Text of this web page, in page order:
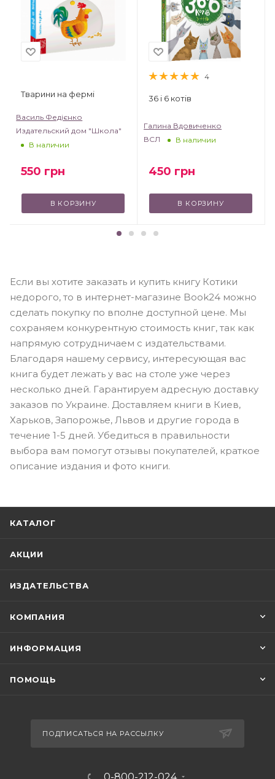
Тварини на фермі
Василь Федієнко
Издательский дом "Школа"
В наличии
550 грн
В КОРЗИНУ
4
36 і 6 котів
Галина Вдовиченко
ВСЛ
В наличии
450 грн
В КОРЗИНУ
Если вы хотите заказать и купить книгу Котики
недорого, то в интернет-магазине Book24 можно
сделать покупку по вполне доступной цене. Мы
сохраняем конкурентную стоимость книг, так как
напрямую сотрудничаем с издательствами.
Благодаря нашему сервису, интересующая вас
книга будет лежать у вас на столе уже через
несколько дней. Гарантируем адресную доставку
заказов по Украине. Доставляем книги в Киев,
Харьков, Запорожье, Львов и другие города в
течение 1-5 дней. Убедиться в правильности
выбора вам помогут отзывы покупателей, краткое
описание издания и фото книги.
КАТАЛОГ
АКЦИИ
ИЗДАТЕЛЬСТВА
КОМПАНИЯ
ИНФОРМАЦИЯ
ПОМОЩЬ
ПОДПИСАТЬСЯ НА РАССЫЛКУ